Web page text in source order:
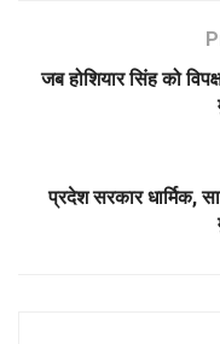
जब होशियार सिंह को
प्रदेश सरकार धार्मिक,